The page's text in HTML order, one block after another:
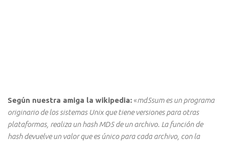
Según nuestra amiga la wikipedia:«md5sum es un programa
originario de los sistemas Unix que tiene versiones para otras
plataformas, realiza un hash MD5 de un archivo. La función de
hash devuelve un valor que es único para cada archivo, con la